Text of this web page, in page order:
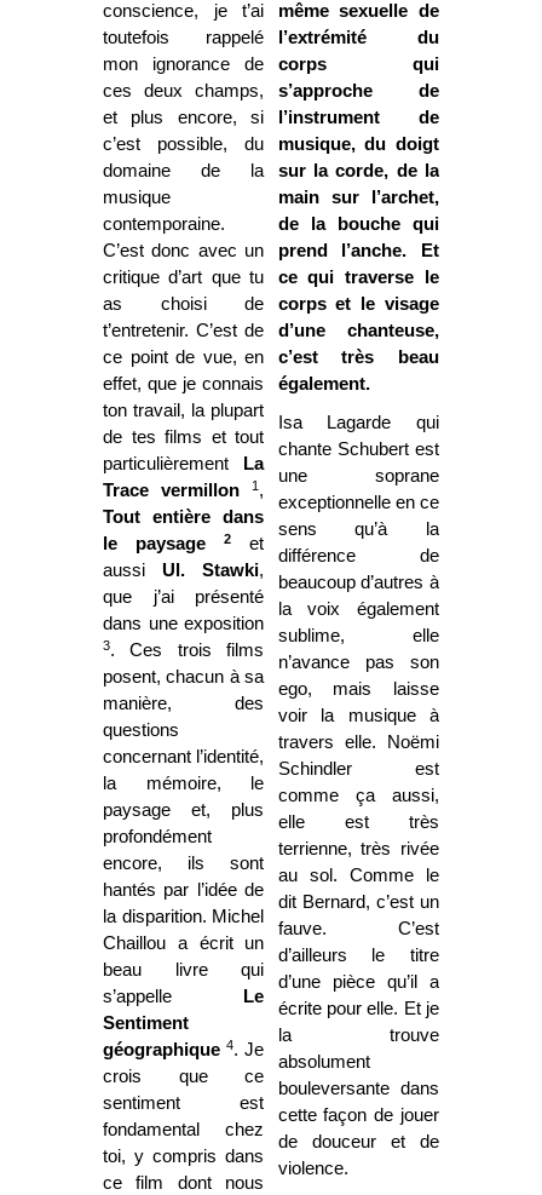
conscience, je t’ai
toutefois rappelé
mon ignorance de
ces deux champs,
et plus encore, si
c’est possible, du
domaine de la
musique
contemporaine.
C’est donc avec un
critique d’art que tu
as choisi de
t’entretenir. C’est de
ce point de vue, en
effet, que je connais
ton travail, la plupart
de tes films et tout
particulièrement
La
Trace vermillon1 ,
Tout entière dans
le paysage2
et
aussiUl. Stawki,
que j’ai présenté
dans une exposition
3. Ces trois films
posent, chacun à sa
manière, des
questions
concernant l’identité,
la mémoire, le
paysage et, plus
profondément
encore, ils sont
hantés par l’idée de
la disparition. Michel
Chaillou a écrit un
beau livre qui
s’appelle
Le
Sentiment
géographique4. Je
crois que ce
sentiment est
fondamental chez
toi, y compris dans
ce film dont nous
même sexuelle de
l’extrémité du
corps qui
s’approche de
l’instrument de
musique, du doigt
sur la corde, de la
main sur l’archet,
de la bouche qui
prend l’anche. Et
ce qui traverse le
corps et le visage
d’une chanteuse,
c’est très beau
également.
Isa Lagarde qui
chante Schubert est
une soprane
exceptionnelle en ce
sens qu’à la
différence de
beaucoup d’autres à
la voix également
sublime, elle
n’avance pas son
ego, mais laisse
voir la musique à
travers elle. Noëmi
Schindler est
comme ça aussi,
elle est très
terrienne, très rivée
au sol. Comme le
dit Bernard, c’est un
fauve. C’est
d’ailleurs le titre
d’une pièce qu’il a
écrite pour elle. Et je
la trouve
absolument
bouleversante dans
cette façon de jouer
de douceur et de
violence.